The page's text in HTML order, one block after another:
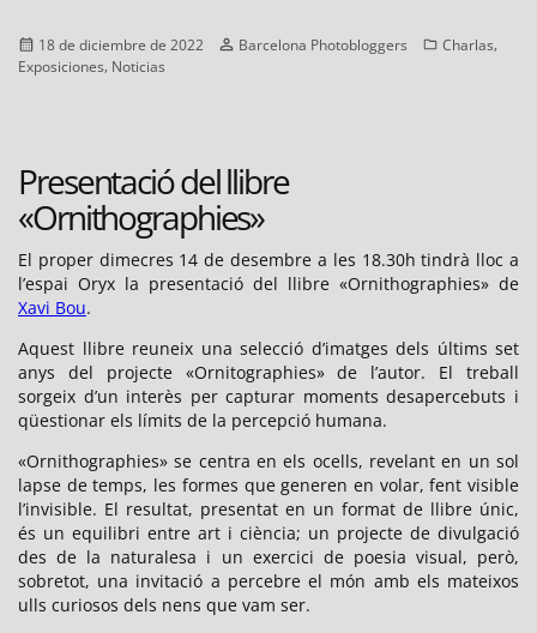
Publicado
el
18 de diciembre de 2022 Autor
Barcelona Photobloggers Categorías
Charlas,
Exposiciones, Noticias
Presentació del llibre
«Ornithographies»
El proper dimecres 14 de desembre a les 18.30h tindrà lloc a
l’espai Oryx la presentació del llibre «Ornithographies» de
Xavi Bou.
Aquest llibre reuneix una selecció d’imatges dels últims set
anys del projecte «Ornitographies» de l’autor. El treball
sorgeix d’un interès per capturar moments desapercebuts i
qüestionar els límits de la percepció humana.
«Ornithographies» se centra en els ocells, revelant en un sol
lapse de temps, les formes que generen en volar, fent visible
l’invisible. El resultat, presentat en un format de llibre únic,
és un equilibri entre art i ciència; un projecte de divulgació
des de la naturalesa i un exercici de poesia visual, però,
sobretot, una invitació a percebre el món amb els mateixos
ulls curiosos dels nens que vam ser.